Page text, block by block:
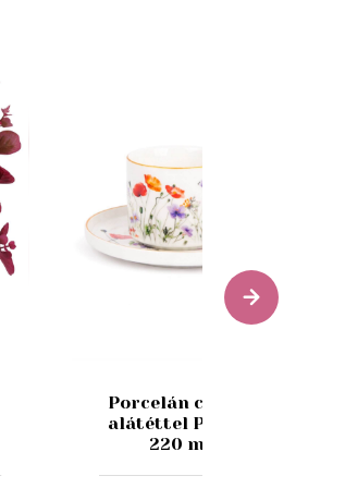
Porcelán csésze
alátéttel Pipacs
220 ml